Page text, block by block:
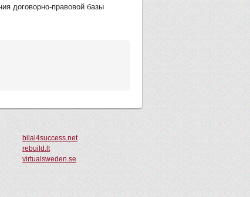
договорно-правовой базы
bilal4success.net
rebuild.lt
virtualsweden.se